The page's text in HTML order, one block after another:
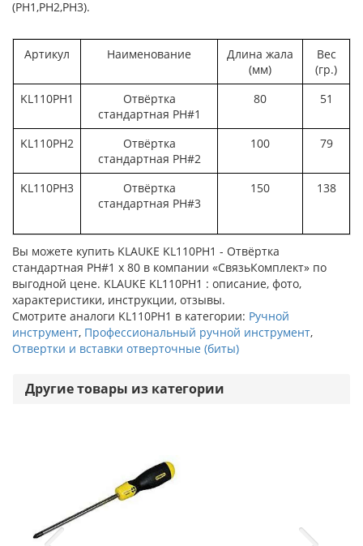
(PH1,PH2,PH3).
Артикул Наименование
Длина жала
(мм)
Вес
(гр.)
KL110PH1
Отвёртка
стандартная PH#1
80 51
KL110PH2
Отвёртка
стандартная PH#2
100 79
KL110PH3
Отвёртка
стандартная PH#3
150 138
Вы можете купить KLAUKE KL110PH1 - Отвёртка
стандартная PH#1 x 80 в компании «СвязьКомплект» по
выгодной цене. KLAUKE KL110PH1 : описание, фото,
характеристики, инструкции, отзывы.
Смотрите аналоги KL110PH1 в категории: Ручной
инструмент, Профессиональный ручной инструмент,
Отвертки и вставки отверточные (биты)
Другие товары из категории